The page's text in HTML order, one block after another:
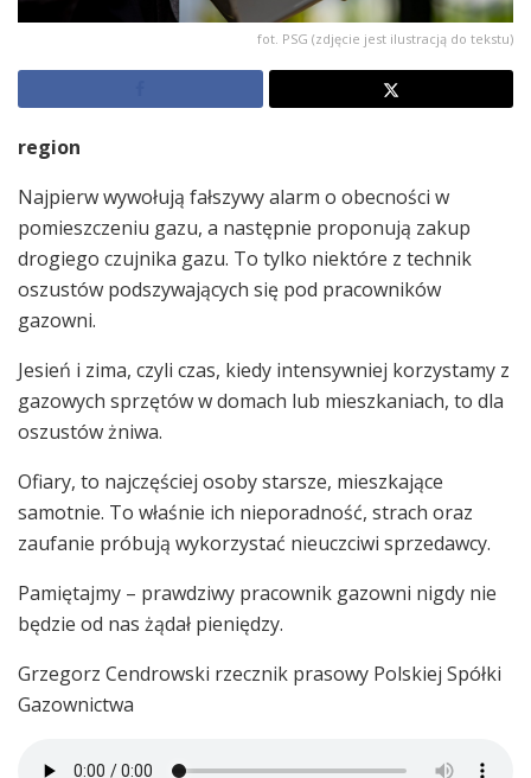
fot. PSG (zdjęcie jest ilustracją do tekstu)
region
Najpierw wywołują fałszywy alarm o obecności w
pomieszczeniu gazu, a następnie proponują zakup
drogiego czujnika gazu. To tylko niektóre z technik
oszustów podszywających się pod pracowników
gazowni.
Jesień i zima, czyli czas, kiedy intensywniej korzystamy z
gazowych sprzętów w domach lub mieszkaniach, to dla
oszustów żniwa.
Ofiary, to najczęściej osoby starsze, mieszkające
samotnie. To właśnie ich nieporadność, strach oraz
zaufanie próbują wykorzystać nieuczciwi sprzedawcy.
Pamiętajmy – prawdziwy pracownik gazowni nigdy nie
będzie od nas żądał pieniędzy.
Grzegorz Cendrowski rzecznik prasowy Polskiej Spółki
Gazownictwa